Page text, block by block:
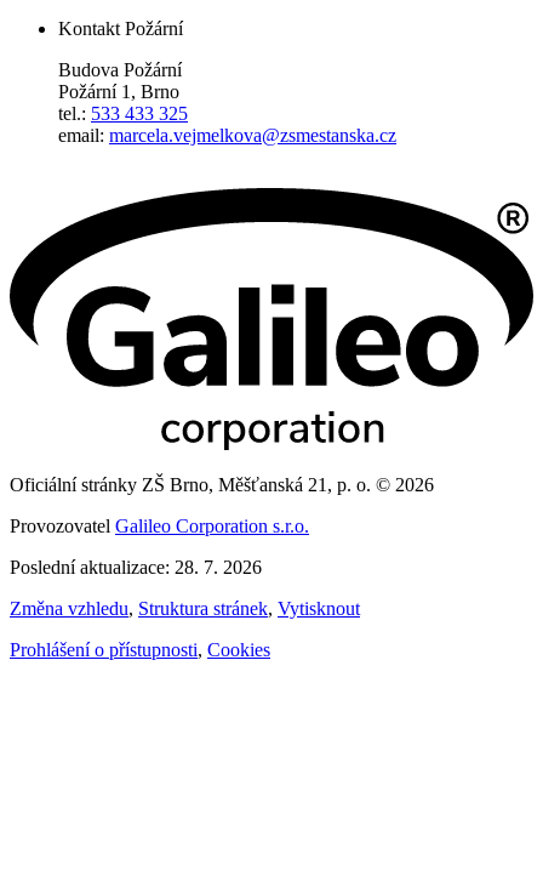
Kontakt Požární
Budova Požární
Požární 1, Brno
tel.: 533 433 325
email: marcela.vejmelkova@zsmestanska.cz
Oficiální stránky ZŠ Brno, Měšťanská 21, p. o. © 2026
Provozovatel Galileo Corporation s.r.o.
Poslední aktualizace: 28. 7. 2026
Změna vzhledu, Struktura stránek, Vytisknout
Prohlášení o přístupnosti, Cookies